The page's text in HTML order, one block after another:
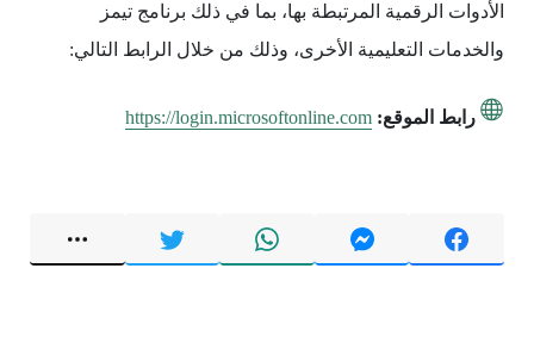
الأدوات الرقمية المرتبطة بها، بما في ذلك برنامج تيمز
والخدمات التعليمية الأخرى، وذلك من خلال الرابط التالي:
رابط الموقع: https://login.microsoftonline.com